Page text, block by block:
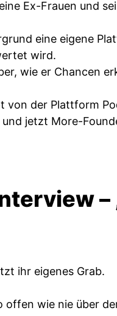
Ex-Frauen und
eine eigene
wird.
wie er Chancen
von der Plattform
jetzt More-
–
ihr eigenes Grab.
wie nie über